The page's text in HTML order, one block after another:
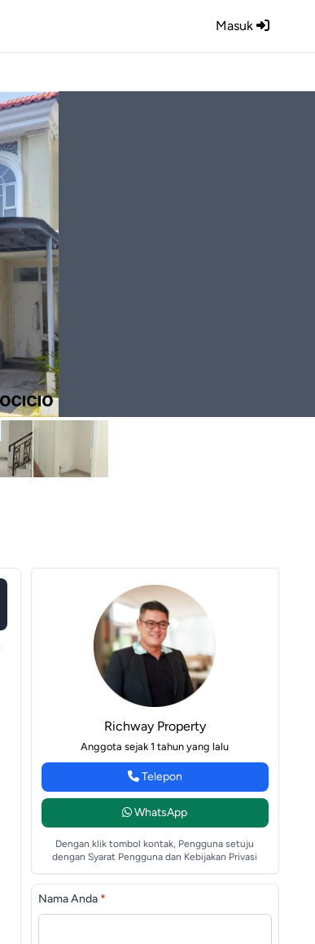
Masuk
Richway Property
Anggota sejak 1 tahun yang lalu
Telepon
WhatsApp
Dengan klik tombol kontak, Pengguna setuju
dengan Syarat Pengguna dan Kebijakan Privasi
Nama Anda *